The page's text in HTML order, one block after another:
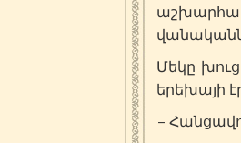
Մեկը
երեխայի
–